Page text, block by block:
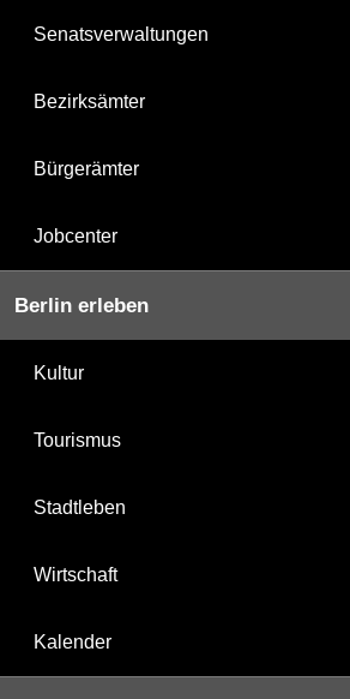
Senatsverwaltungen
Bezirksämter
Bürgerämter
Jobcenter
Berlin erleben
Kultur
Tourismus
Stadtleben
Wirtschaft
Kalender